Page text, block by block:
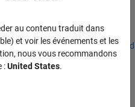
Adresses de nos bureaux
du menu
au contenu traduit dans
et voir les événements et les
nous vous recommandons
:United States.